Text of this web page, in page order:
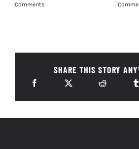
Comments
SHARE THIS STORY